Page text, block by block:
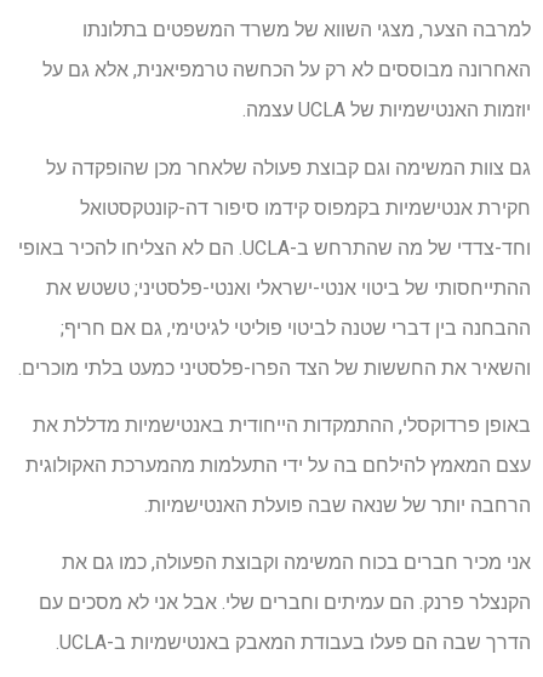
למרבה הצער, מצגי השווא של משרד המשפטים בתלונתו
האחרונה מבוססים לא רק על הכחשה טרמפיאנית, אלא גם על
יוזמות האנטישמיות של UCLA עצמה.
גם צוות המשימה וגם קבוצת פעולה שלאחר מכן שהופקדה על
חקירת אנטישמיות בקמפוס קידמו סיפור דה-קונטקסטואל
וחד-צדדי של מה שהתרחש ב-UCLA. הם לא הצליחו להכיר באופי
ההתייחסותי של ביטוי אנטי-ישראלי ואנטי-פלסטיני; טשטש את
ההבחנה בין דברי שטנה לביטוי פוליטי לגיטימי, גם אם חריף;
והשאיר את החששות של הצד הפרו-פלסטיני כמעט בלתי מוכרים.
באופן פרדוקסלי, ההתמקדות הייחודית באנטישמיות מדללת את
עצם המאמץ להילחם בה על ידי התעלמות מהמערכת האקולוגית
הרחבה יותר של שנאה שבה פועלת האנטישמיות.
אני מכיר חברים בכוח המשימה וקבוצת הפעולה, כמו גם את
הקנצלר פרנק. הם עמיתים וחברים שלי. אבל אני לא מסכים עם
הדרך שבה הם פעלו בעבודת המאבק באנטישמיות ב-UCLA.